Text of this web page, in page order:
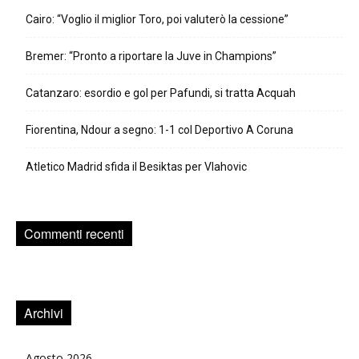
Cairo: “Voglio il miglior Toro, poi valuterò la cessione”
Bremer: “Pronto a riportare la Juve in Champions”
Catanzaro: esordio e gol per Pafundi, si tratta Acquah
Fiorentina, Ndour a segno: 1-1 col Deportivo A Coruna
Atletico Madrid sfida il Besiktas per Vlahovic
Commenti recenti
Archivi